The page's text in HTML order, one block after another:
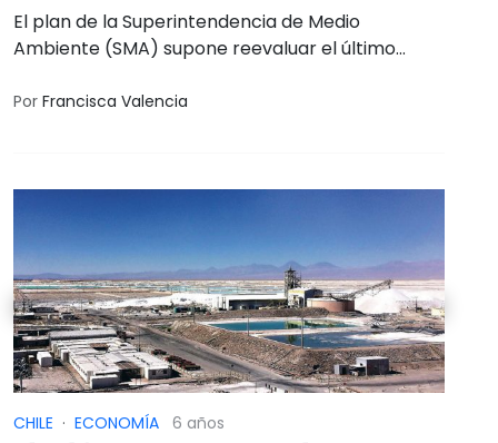
El plan de la Superintendencia de Medio
Ambiente (SMA) supone reevaluar el último
incluir “mejoras” y someterlo a votación
Por Francisca Valencia
CHILE · ECONOMÍ­A 6 años